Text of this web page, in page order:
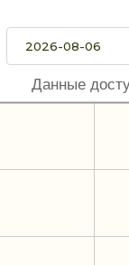
Данные